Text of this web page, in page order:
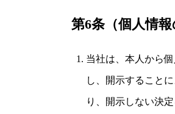
第6条（個人情報
当社は、本人から
し、開示すること
り、開示しない決